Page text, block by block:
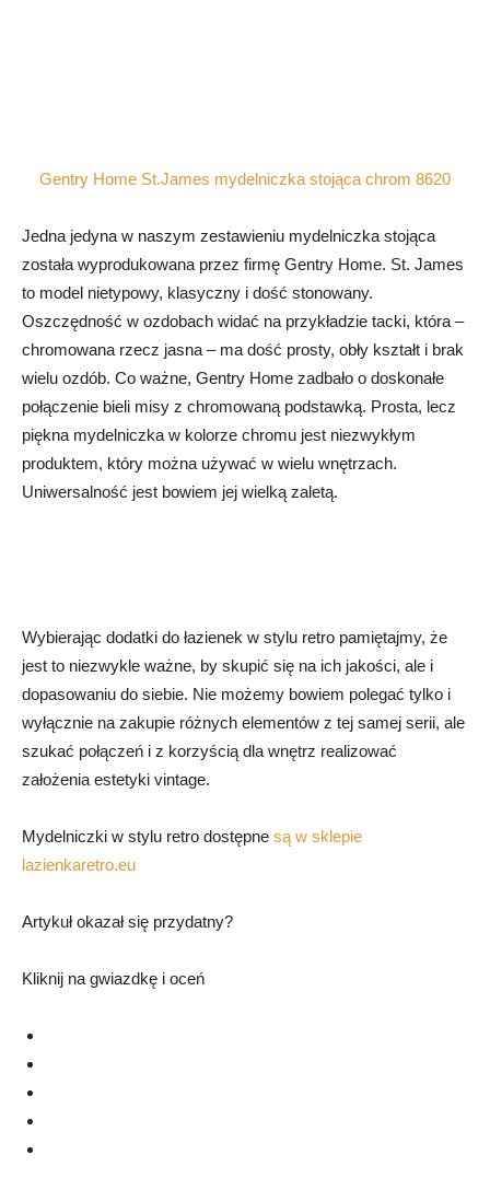
Gentry Home St.James mydelniczka stojąca chrom 8620
Jedna jedyna w naszym zestawieniu mydelniczka stojąca
została wyprodukowana przez firmę Gentry Home. St. James
to model nietypowy, klasyczny i dość stonowany.
Oszczędność w ozdobach widać na przykładzie tacki, która –
chromowana rzecz jasna – ma dość prosty, obły kształt i brak
wielu ozdób. Co ważne, Gentry Home zadbało o doskonałe
połączenie bieli misy z chromowaną podstawką. Prosta, lecz
piękna mydelniczka w kolorze chromu jest niezwykłym
produktem, który można używać w wielu wnętrzach.
Uniwersalność jest bowiem jej wielką zaletą.
Wybierając dodatki do łazienek w stylu retro pamiętajmy, że
jest to niezwykle ważne, by skupić się na ich jakości, ale i
dopasowaniu do siebie. Nie możemy bowiem polegać tylko i
wyłącznie na zakupie różnych elementów z tej samej serii, ale
szukać połączeń i z korzyścią dla wnętrz realizować
założenia estetyki vintage.
Mydelniczki w stylu retro dostępne są w sklepie
lazienkaretro.eu
Artykuł okazał się przydatny?
Kliknij na gwiazdkę i oceń